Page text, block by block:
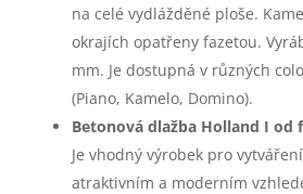
na celé vydlážděné ploše.
okrajích opatřeny fazetou.
mm. Je dostupná v různých
(Piano, Kamelo, Domino).
Betonová dlažba Holland I od
Je vhodný výrobek pro
atraktivním a moderním